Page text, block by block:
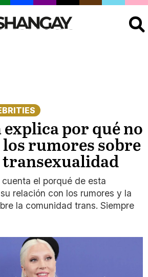
explica por qué no
rumores sobre
transexualidad
el porqué de esta
relación con los rumores y la
la comunidad trans. Siempre